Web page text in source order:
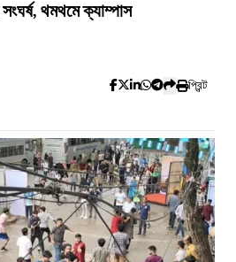
থমথমে ক্যাম্পাস
প্রিন্ট